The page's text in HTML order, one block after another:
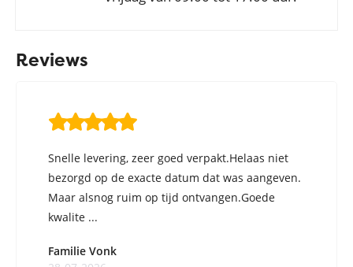
Reviews
Snelle levering, zeer goed verpakt.Helaas niet
bezorgd op de exacte datum dat was aangeven.
Maar alsnog ruim op tijd ontvangen.Goede
kwalite ...
Familie Vonk